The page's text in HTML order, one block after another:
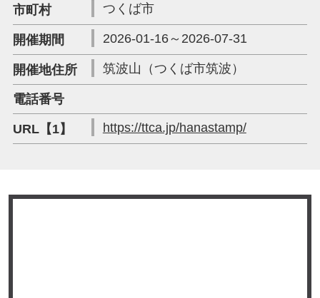
市町村 つくば市
開催期間 2026-01-16～2026-07-31
開催地住所 筑波山（つくば市筑波）
電話番号
URL【1】
https://ttca.jp/hanastamp/